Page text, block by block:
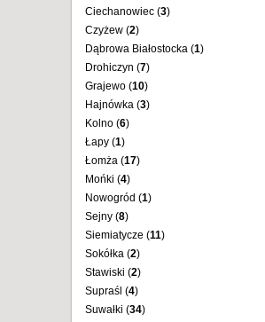
Ciechanowiec (3)
Czyżew (2)
Dąbrowa Białostocka (1)
Drohiczyn (7)
Grajewo (10)
Hajnówka (3)
Kolno (6)
Łapy (1)
Łomża (17)
Mońki (4)
Nowogród (1)
Sejny (8)
Siemiatycze (11)
Sokółka (2)
Stawiski (2)
Supraśl (4)
Suwałki (34)